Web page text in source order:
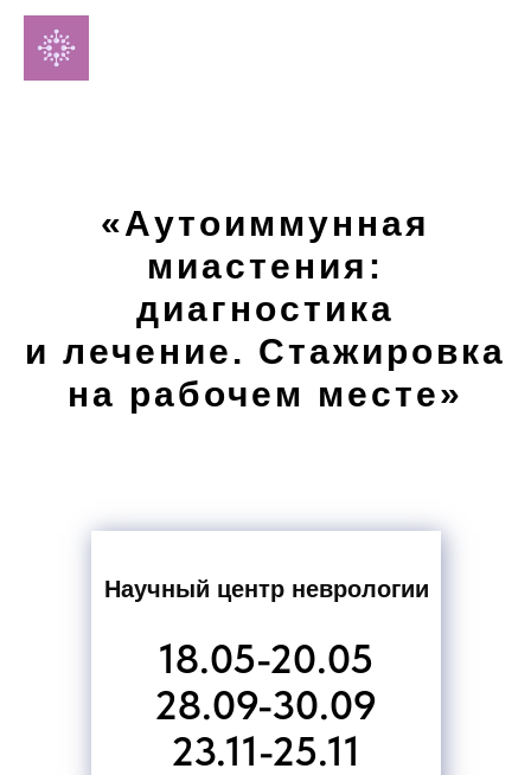
«Аутоиммунная
миастения:
диагностика
и лечение. Стажировка
на рабочем месте»
Научный центр неврологии
23.11-25.11
28.09-30.09
18.05-20.05